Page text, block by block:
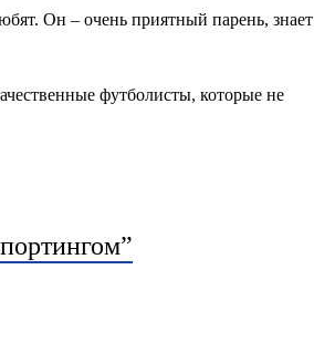
Он – очень приятный парень, знает
футболисты, которые не